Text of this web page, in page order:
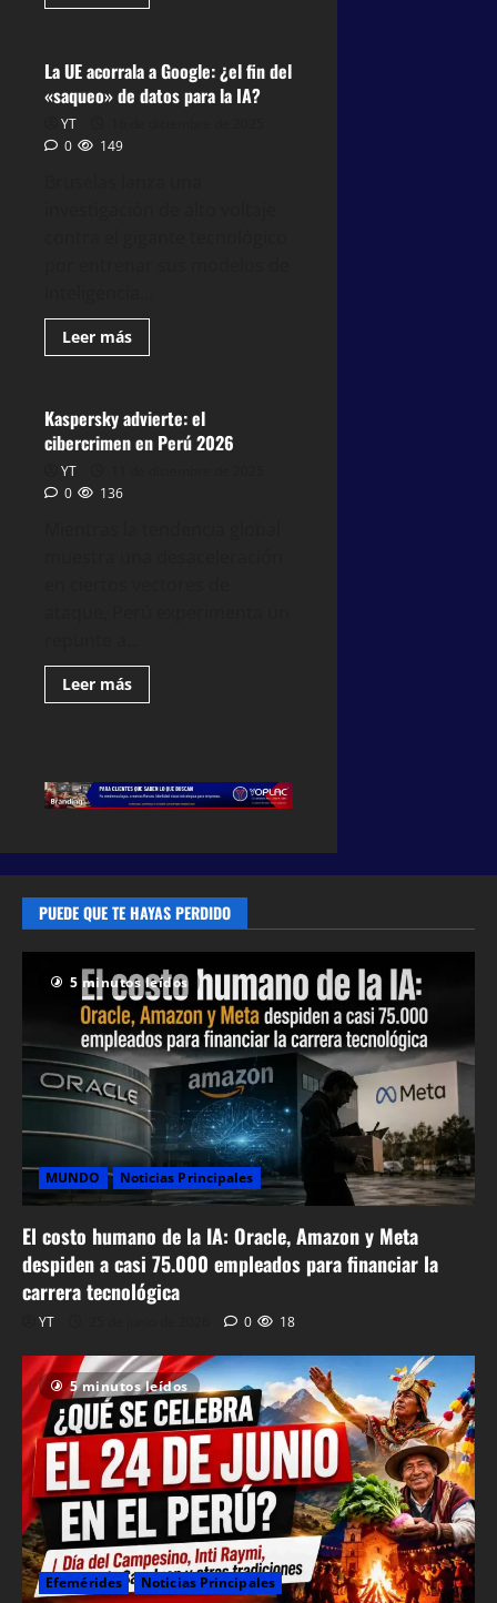
2 minutos leídos
Noticias Principales
La UE acorrala a Google: ¿el fin del
«saqueo» de datos para la IA?
YT
0
149
Leer más
5 minutos leídos
TECNOLOGÍA
Kaspersky advierte: el
cibercrimen en Perú 2026
YT
0
136
Leer más
PUEDE QUE TE HAYAS PERDIDO
5 minutos leídos
MUNDO Noticias Principales
El costo humano de la IA: Oracle, Amazon y Meta
despiden a casi 75.000 empleados para financiar la
carrera tecnológica
YT 0 18
5 minutos leídos
Efemérides Noticias Principales